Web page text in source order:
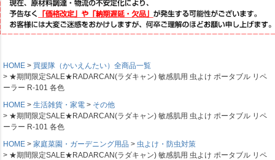
HOME
買援隊（かいえんたい）全商品一覧
★期間限定SALE★RADARCAN(ラダキャン) 敏感肌用 虫よけ ポータブル リペ
ーラー R-101 各色
HOME
生活雑貨・家電
その他
★期間限定SALE★RADARCAN(ラダキャン) 敏感肌用 虫よけ ポータブル リペ
ーラー R-101 各色
HOME
家庭菜園・ガーデニング用品
虫よけ・防虫対策
★期間限定SALE★RADARCAN(ラダキャン) 敏感肌用 虫よけ ポータブル リペ